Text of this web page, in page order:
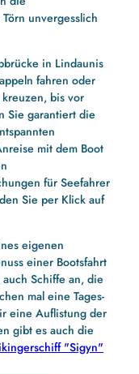
unvergesslich
in Lindaunis
fahren oder
bis vor
Sie garantiert die
mit dem Boot
für Seefahrer
Sie per Klick auf
eigenen
einer Bootsfahrt
Schiffe an, die
mal eine Tages-
eine Auflistung der
gibt es auch die
"Sigyn"